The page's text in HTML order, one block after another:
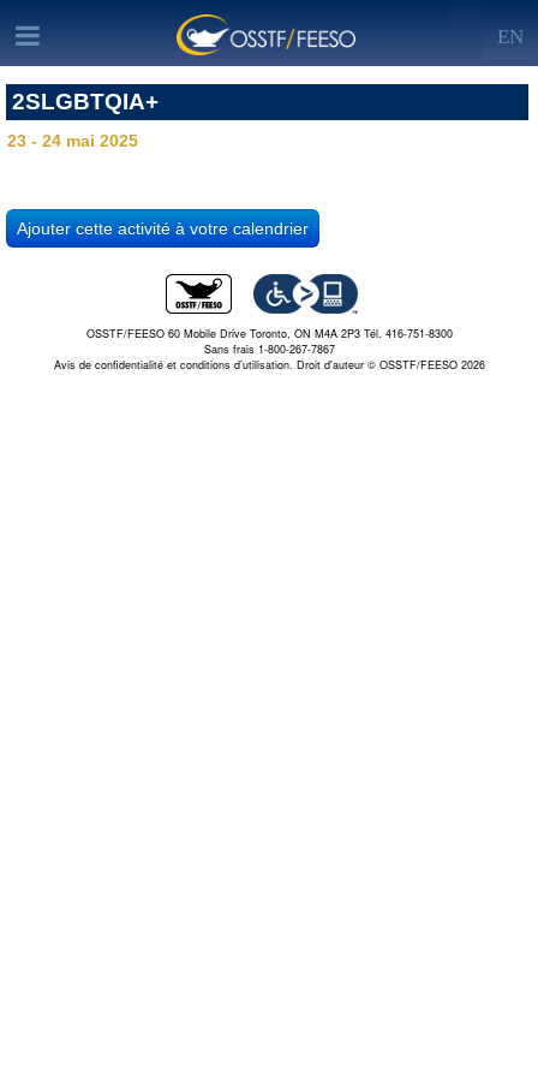
EN
2SLGBTQIA+
23 - 24 mai 2025
OSSTF/FEESO 60 Mobile Drive Toronto, ON M4A 2P3 Tél. 416-751-8300
Sans frais 1-800-267-7867
Avis de confidentialité et conditions d’utilisation. Droit d'auteur © OSSTF/FEESO 2026